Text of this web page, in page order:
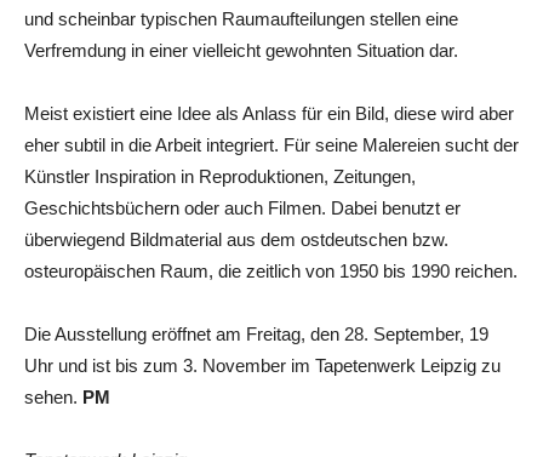
und scheinbar typischen Raumaufteilungen stellen eine
Verfremdung in einer vielleicht gewohnten Situation dar.
Meist existiert eine Idee als Anlass für ein Bild, diese wird aber
eher subtil in die Arbeit integriert. Für seine Malereien sucht der
Künstler Inspiration in Reproduktionen, Zeitungen,
Geschichtsbüchern oder auch Filmen. Dabei benutzt er
überwiegend Bildmaterial aus dem ostdeutschen bzw.
osteuropäischen Raum, die zeitlich von 1950 bis 1990 reichen.
Die Ausstellung eröffnet am Freitag, den 28. September, 19
Uhr und ist bis zum 3. November im Tapetenwerk Leipzig zu
sehen. PM